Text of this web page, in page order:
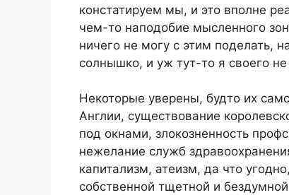
констатируем мы, и это вполне
чем-то наподобие мысленного
ничего не могу с этим поделать,
солнышко, и уж тут-то я своего
Некоторые уверены, будто их
Англии, существование
под окнами, злокозненность
нежелание служб
капитализм, атеизм, да что
собственной тщетной и